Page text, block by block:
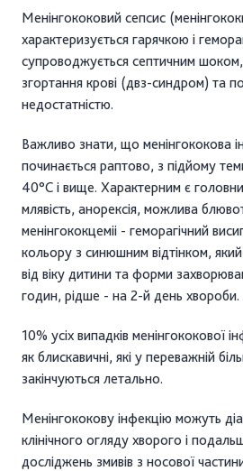
Менінгококовий сепсис
характеризується гарячкою і
супроводжується септичним
згортання крові (двз-синдром) та
недостатністю.
Важливо знати, що менінгококова
починається раптово, з підйому
40°С і вище. Характерним є
млявість, анорексія, можлива
менінгококцеміі - геморагічний
кольору з синюшним відтінком,
від віку дитини та форми
годин, рідше - на 2-й день хвороби.
10% усіх випадків менінгококової
як блискавичні, які у переважній
закінчуються летально.
Менінгококову інфекцію можуть
клінічного огляду хворого і
досліджень змивів з носової